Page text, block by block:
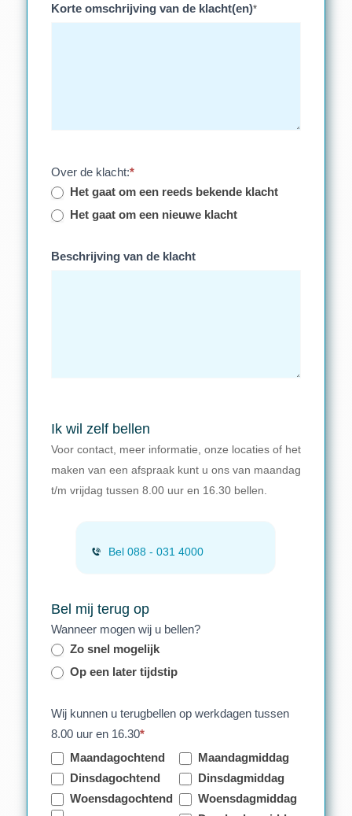
Korte omschrijving van de klacht(en)*
Over de klacht:*
Het gaat om een reeds bekende klacht
Het gaat om een nieuwe klacht
Beschrijving van de klacht
Ik wil zelf bellen
Voor contact, meer informatie, onze locaties of het
maken van een afspraak kunt u ons van maandag
t/m vrijdag tussen 8.00 uur en 16.30 bellen.
Bel 088 - 031 4000
Bel mij terug op
Wanneer mogen wij u bellen?
Zo snel mogelijk
Op een later tijdstip
Wij kunnen u terugbellen op werkdagen tussen
8.00 uur en 16.30*
Maandagochtend
Maandagmiddag
Dinsdagochtend
Dinsdagmiddag
Woensdagochtend
Woensdagmiddag